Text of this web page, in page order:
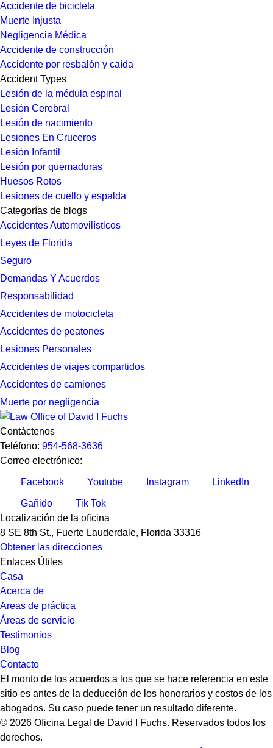
Accidente de bicicleta
Muerte Injusta
Negligencia Médica
Accidente de construcción
Accidente por resbalón y caída
Accident Types
Lesión de la médula espinal
Lesión Cerebral
Lesión de nacimiento
Lesiones En Cruceros
Lesión Infantil
Lesión por quemaduras
Huesos Rotos
Lesiones de cuello y espalda
Categorías de blogs
Accidentes Automovilísticos
Leyes de Florida
Seguro
Demandas Y Acuerdos
Responsabilidad
Accidentes de motocicleta
Accidentes de peatones
Lesiones Personales
Accidentes de viajes compartidos
Accidentes de camiones
Muerte por negligencia
Contáctenos
Teléfono: 954-568-3636
Correo electrónico:
Facebook Youtube Instagram LinkedIn
Gañido
Tik Tok
Localización de la oficina
8 SE 8th St., Fuerte Lauderdale, Florida 33316
Obtener las direcciones
Enlaces Útiles
Casa
Acerca de
Areas de práctica
Áreas de servicio
Testimonios
Blog
Contacto
El monto de los acuerdos a los que se hace referencia en este
sitio es antes de la deducción de los honorarios y costos de los
abogados. Su caso puede tener un resultado diferente.
© 2026 Oficina Legal de David I Fuchs. Reservados todos los
derechos.